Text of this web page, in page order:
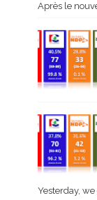
Après le
Yesterday,